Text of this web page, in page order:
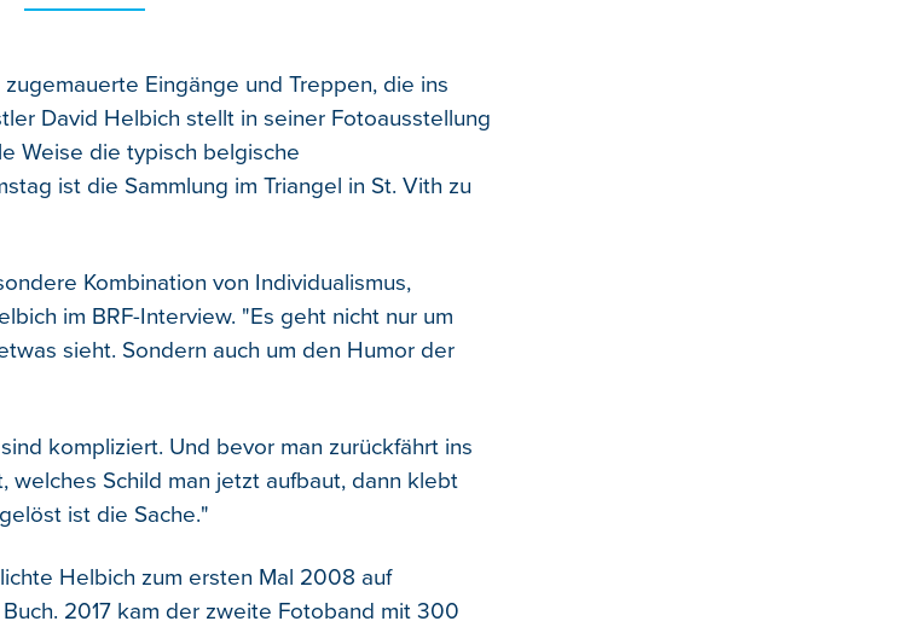
Eingänge und Treppen, die ins
David Helbich stellt in seiner Fotoausstellung
Weise die typisch belgische
ist die Sammlung im Triangel in St. Vith zu
Kombination von Individualismus,
im BRF-Interview. "Es geht nicht nur um
sieht. Sondern auch um den Humor der
kompliziert. Und bevor man zurückfährt ins
welches Schild man jetzt aufbaut, dann klebt
ist die Sache."
Helbich zum ersten Mal 2008 auf
2017 kam der zweite Fotoband mit 300